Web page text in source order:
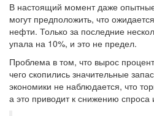
В настоящий момент даже
могут предположить, что
нефти. Только за последние
упала на 10%, и это не предел.
Проблема в том, что вырос
чего скопились значительные
экономики не наблюдается, что
а это приводит к снижению